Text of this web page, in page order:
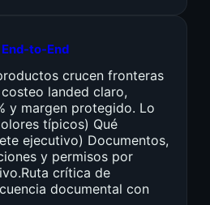
to-End
crucen fronteras
landed claro,
y margen protegido. Lo
típicos) Qué
ejecutivo) Documentos,
y permisos por
crítica de
documental con